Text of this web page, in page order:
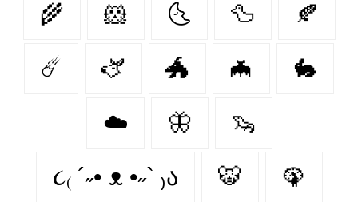
🌾 🐹 🌜 🦆 🍂
☄️ 🫏 🐲 🦇 🐇
☁️ 🦋 🦦
૮₍ ´˶• ᴥ •˶` ₎ა 🐯 🦚